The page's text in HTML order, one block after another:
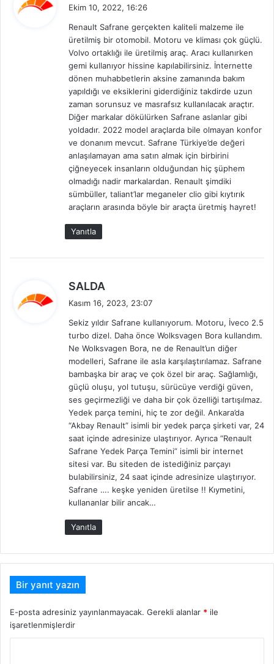
e
i
k
i
Ekim 10, 2022, 16:26
Renault Safrane gerçekten kaliteli malzeme ile
üretilmiş bir otomobil. Motoru ve kliması çok güçlü.
Volvo ortaklığı ile üretilmiş araç. Aracı kullanırken
gemi kullanıyor hissine kapılabilirsiniz. İnternette
dönen muhabbetlerin aksine zamanında bakım
yapıldığı ve eksiklerini giderdiğiniz takdirde uzun
zaman sorunsuz ve masrafsız kullanılacak araçtır.
Diğer markalar dökülürken Safrane aslanlar gibi
yoldadır. 2022 model araçlarda bile olmayan konfor
ve donanım mevcut. Safrane Türkiye’de değeri
anlaşılamayan ama satın almak için birbirini
çiğneyecek insanların olduğundan hiç şüphem
olmadığı nadir markalardan. Renault şimdiki
sümbüller, taliant’lar meganeler clio gibi kıytırık
araçların arasında böyle bir araçta üretmiş hayret!
Yanıtla
SALDA
e
i
k
i
Kasım 16, 2023, 23:07
Sekiz yıldır Safrane kullanıyorum. Motoru, İveco 2.5
turbo dizel. Daha önce Wolksvagen Bora kullandım.
Ne Wolksvagen Bora, ne de Renault’un diğer
modelleri, Safrane ile asla karşılaştırılamaz. Safrane
bambaşka bir araç ve çok özel bir araç. Sağlamlığı,
güçlü oluşu, yol tutuşu, sürücüye verdiği güven,
ses geçirmezliği ve daha bir çok özelliği tartışılmaz.
Yedek parça temini, hiç te zor değil. Ankara’da
“Akbay Renault” isimli bir yedek parça şirketi var, 24
saat içinde adresinize ulaştırıyor. Ayrıca “Renault
Safrane Yedek Parça Temini” isimli bir internet
sitesi var. Bu siteden de istediğiniz parçayı
bulabilirsiniz, 24 saat içinde adresinize ulaştırıyor.
Safrane …. keşke yeniden üretilse !! Kıymetini,
kullananlar bilir ancak…
Yanıtla
Bir yanıt yazın
E-posta adresiniz yayınlanmayacak. Gerekli alanlar * ile
işaretlenmişlerdir